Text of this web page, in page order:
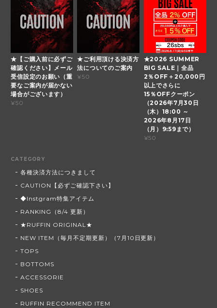
★【ご購入前に必ずご
確認ください】メール
受信設定のお願い（重
要なご案内が届かない
場合がございます）
¥50
★ご利用頂ける決済方
法についてのご案内
¥50
★2026 SUMMER
BIG SALE｜全品
2％OFF＋20,000円
以上でさらに
15％OFFクーポン
（2026年7月30日
（木）18:00 ～
2026年8月17日
（月）9:59まで）
¥50
CATEGORY
各種決済方法につきまして
CAUTION【必ずご確認下さい】
◆Instgram特集アイテム
RANKING（8/4 更新）
★RUFFIN ORIGINAL★
NEW ITEM（毎月不定期更新）（7月10日更新）
TOPS
BOTTOMS
ACCESSORIE
SHOES
RUFFIN RECOMMEND ITEM